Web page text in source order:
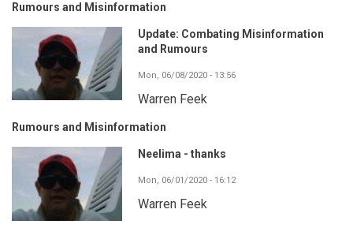
Rumours and Misinformation
Update: Combating Misinformation
and Rumours
Mon, 06/08/2020 - 13:56
Warren Feek
Rumours and Misinformation
Neelima - thanks
Mon, 06/01/2020 - 16:12
Warren Feek